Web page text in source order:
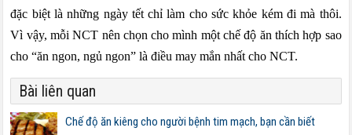
đặc biệt là những ngày tết chỉ làm cho sức khỏe kém đi mà thôi.
Vì vậy, mỗi NCT nên chọn cho mình một chế độ ăn thích hợp sao
cho “ăn ngon, ngủ ngon” là điều may mắn nhất cho NCT.
Bài liên quan
Chế độ ăn kiêng cho người bệnh tim mạch, bạn cần biết